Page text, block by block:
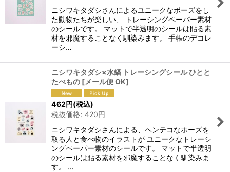
ニシワキタダシさんによるユニークなポーズをし
た動物たちが楽しい、 トレーシングペーパー素材
のシールです。 マットで半透明のシールは貼る素
材を邪魔することなく馴染みます。 手帳のデコレ
ーシ…
ニシワキタダシ×水縞 トレーシングシール ひとと
たべもの [メール便 OK]
462円(税込)
税抜価格: 420円
ニシワキタダシさんによる、ヘンテコなポーズを
取る人と食べ物のイラストが ユニークなトレーシ
ングペーパー素材のシールです。 マットで半透明
のシールは貼る素材を邪魔することなく馴染みま
す。 …